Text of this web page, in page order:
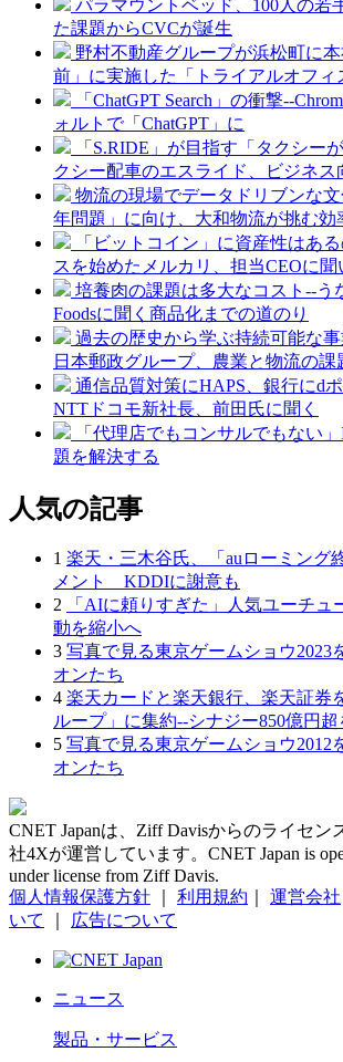
パラマウントベッド、100人の若
た課題からCVCが誕生
野村不動産グループが浜松町に
前」に実施した「トライアルオフィ
「ChatGPT Search」の衝撃--
ォルトで「ChatGPT」に
「S.RIDE」が目指す「タクシー
クシー配車のエスライド、ビジネス
物流の現場でデータドリブンな
年問題」に向け、大和物流が挑む効
「ビットコイン」に資産性はあ
スを始めたメルカリ、担当CEOに聞
培養肉の課題は多大なコスト--う
Foodsに聞く商品化までの道のり
過去の歴史から学ぶ持続可能な
日本郵政グループ、農業と物流の課
通信品質対策にHAPS、銀行にd
NTTドコモ新社長、前田氏に聞く
「代理店でもコンサルでもない
題を解決する
人気の記事
1 楽天・三木谷氏、「auローミング
メント KDDIに謝意も
2
「AIに頼りすぎた」人気ユーチュ
動を縮小へ
3 写真で見る東京ゲームショウ2023
オンたち
4 楽天カードと楽天銀行、楽天証券
ループ」に集約--シナジー850億円
5 写真で見る東京ゲームショウ2012
オンたち
CNET Japanは、Ziff Davisからのライセン
社4Xが運営しています。CNET Japan is
under license from Ziff Davis.
個人情報保護方針
利用規約 運営会社
いて
広告について
ニュース
製品・サービス